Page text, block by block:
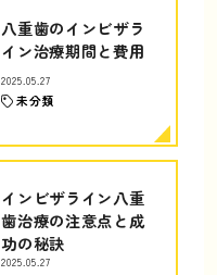
八重歯のインビザラ
イン治療期間と費用
2025.05.27
未分類
インビザライン八重
歯治療の注意点と成
功の秘訣
2025.05.27